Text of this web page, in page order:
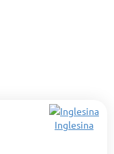
Inglesina